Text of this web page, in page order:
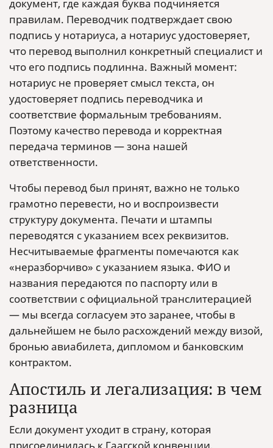
документ, где каждая буква подчиняется
правилам. Переводчик подтверждает свою
подпись у нотариуса, а нотариус удостоверяет,
что перевод выполнил конкретный специалист и
что его подпись подлинна. Важный момент:
нотариус не проверяет смысл текста, он
удостоверяет подпись переводчика и
соответствие формальным требованиям.
Поэтому качество перевода и корректная
передача терминов — зона нашей
ответственности.
Чтобы перевод был принят, важно не только
грамотно перевести, но и воспроизвести
структуру документа. Печати и штампы
переводятся с указанием всех реквизитов.
Несчитываемые фрагменты помечаются как
«неразборчиво» с указанием языка. ФИО и
названия передаются по паспорту или в
соответствии с официальной транслитерацией
— мы всегда согласуем это заранее, чтобы в
дальнейшем не было расхождений между визой,
бронью авиабилета, дипломом и банковским
контрактом.
Апостиль и легализация: в чем
разница
Если документ уходит в страну, которая